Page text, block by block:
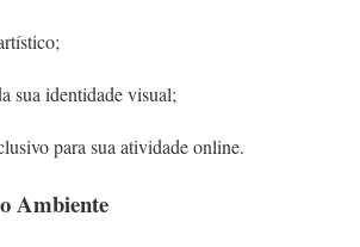
sua identidade visual;
para sua atividade online.
Ambiente